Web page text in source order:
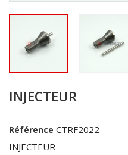
INJECTEUR
Référence CTRF2022
INJECTEUR